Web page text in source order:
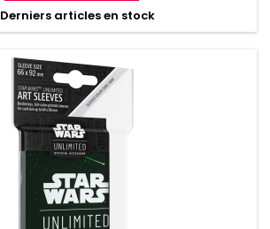
Derniers articles en stock